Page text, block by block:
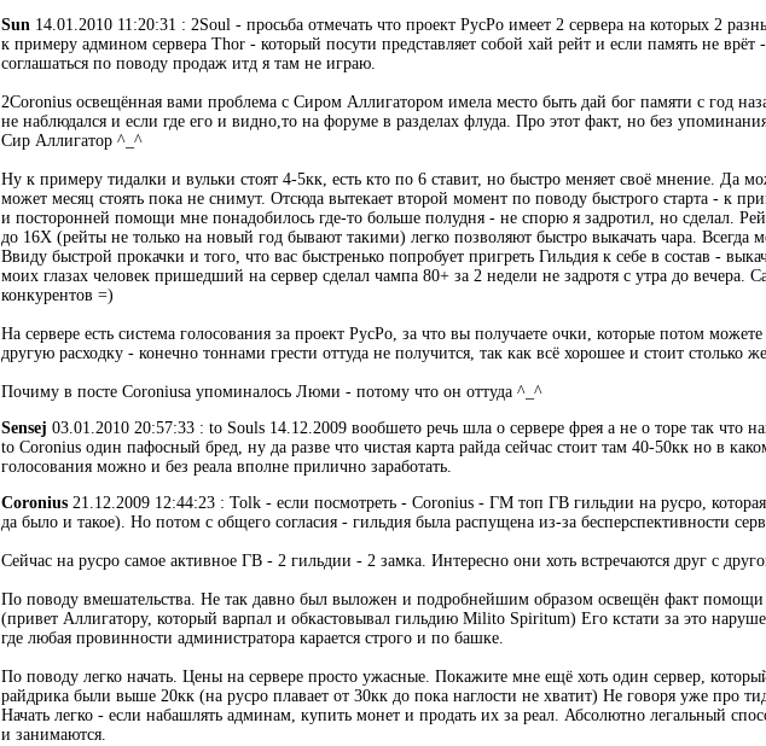
Sun14.01.2010 11:20:31 : 2Soul - просьба отмечать что проект РусРо имеет 2 сервера на которых 2
к примеру админом сервера Thor - который посути представляет собой хай рейт и если память не
соглашаться по поводу продаж итд я там не играю.
2Coronius освещённая вами проблема с Сиром Аллигатором имела место быть дай бог памяти с год
не наблюдался и если где его и видно,то на форуме в разделах флуда. Про этот факт, но без
Сир Аллигатор ^_^
Ну к примеру тидалки и вульки стоят 4-5кк, есть кто по 6 ставит, но быстро меняет своё мнение. Да
может месяц стоять пока не снимут. Отсюда вытекает второй момент по поводу быстрого старта - к
и посторонней помощи мне понадобилось где-то больше полудня - не спорю я задротил, но сделал.
до 16Х (рейты не только на новый год бывают такими) легко позволяют быстро выкачать чара.
Ввиду быстрой прокачки и того, что вас быстренько попробует пригреть Гильдия к себе в состав -
моих глазах человек пришедший на сервер сделал чампа 80+ за 2 недели не задротя с утра до вечера.
конкурентов =)
На сервере есть система голосования за проект РусРо, за что вы получаете очки, которые потом
другую расходку - конечно тоннами грести оттуда не получится, так как всё хорошее и стоит столько
Почиму в посте Coroniusa упоминалось Люми - потому что он оттуда ^_^
Sensej 03.01.2010 20:57:33 : to Souls 14.12.2009 вообшето речь шла о сервере фрея а не о торе так что
to Coronius один пафосный бред, ну да разве что чистая карта райда сейчас стоит там 40-50кк но в
голосования можно и без реала вполне прилично заработать.
Coronius21.12.2009 12:44:23 : Tolk - если посмотреть - Coronius - ГМ топ ГВ гильдии на русро, которая
да было и такое). Но потом с общего согласия - гильдия была распущена из-за бесперспективности
Сейчас на русро самое активное ГВ - 2 гильдии - 2 замка. Интересно они хоть встречаются друг с
По поводу вмешательства. Не так давно был выложен и подробнейшим образом освещён факт
(привет Аллигатору, который варпал и обкастовывал гильдию Milito Spiritum) Его кстати за это
где любая провинности администратора карается строго и по башке.
По поводу легко начать. Цены на сервере просто ужасные. Покажите мне ещё хоть один сервер,
райдрика были выше 20кк (на русро плавает от 30кк до пока наглости не хватит) Не говоря уже про
Начать легко - если набашлять админам, купить монет и продать их за реал. Абсолютно легальный
и занимаются.